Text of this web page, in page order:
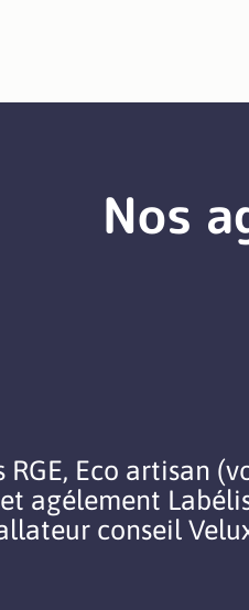
Nos
RGE, Eco artisan
agélement
conseil